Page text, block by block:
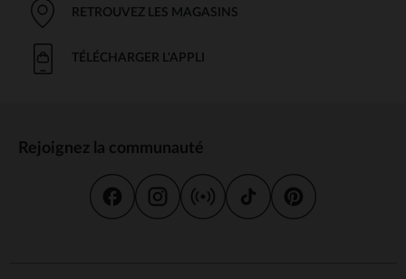
RETROUVEZ LES MAGASINS
TÉLÉCHARGER L'APPLI
Rejoignez la communauté